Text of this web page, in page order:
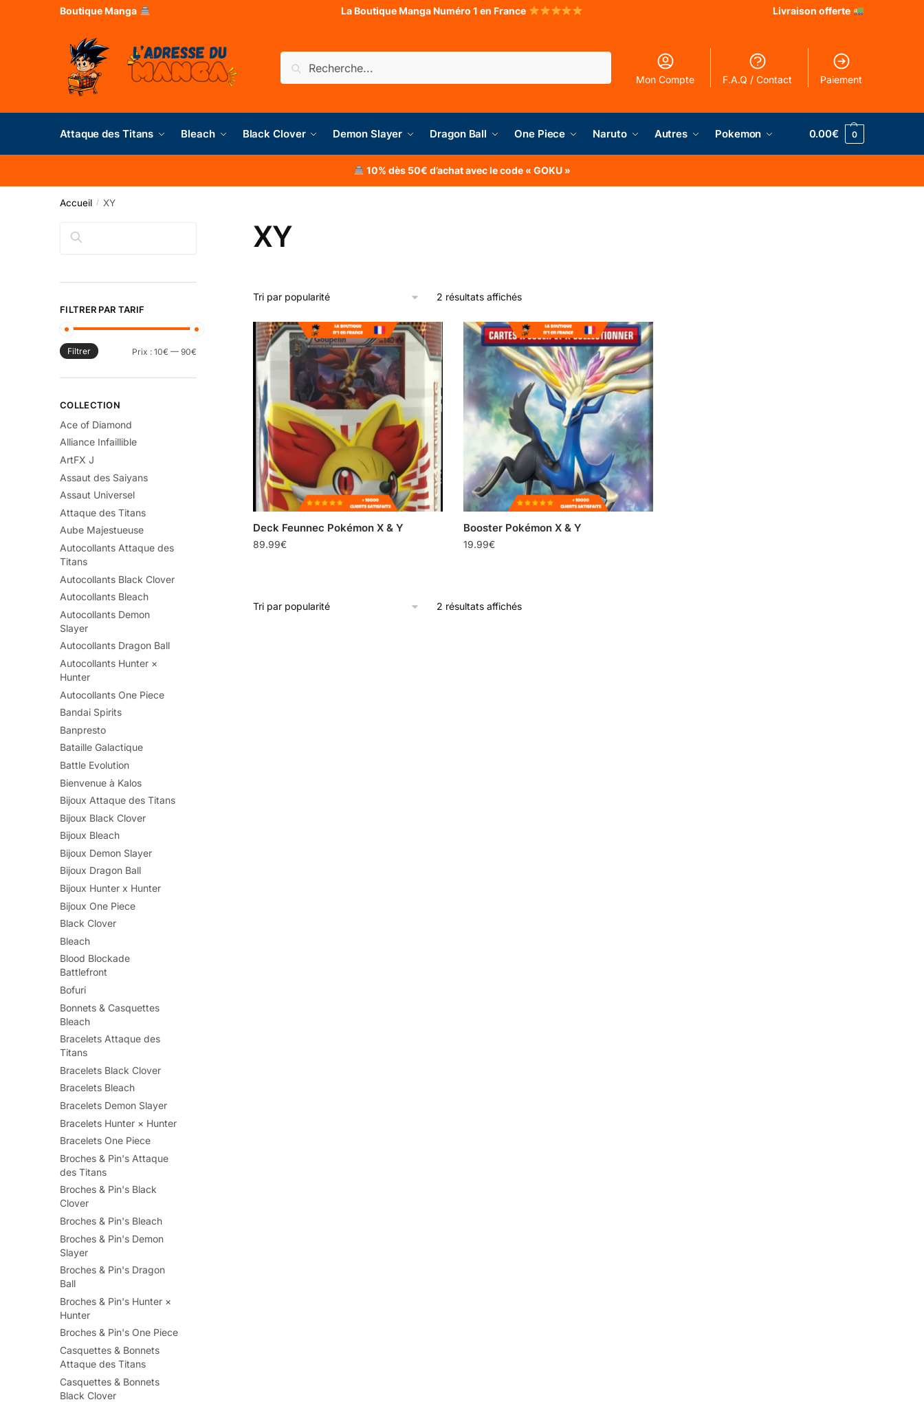
Boutique Manga La Boutique Manga Numéro 1 en France Livraison offerte
Mon Compte F.A.Q / Contact Paiement
Attaque des Titans Bleach Black Clover Demon Slayer Dragon Ball One Piece Naruto Autres Pokemon 0.00€ 0
10% dès 50€ d’achat avec le code « GOKU »
Accueil / XY
XY
2 résultats affichés
Deck Feunnec Pokémon X & Y
89.99€
Booster Pokémon X & Y
19.99€
2 résultats affichés
Rechercher
FILTRER PAR TARIF
Filtrer Prix : 10€ — 90€
COLLECTION
Ace of Diamond
Alliance Infaillible
ArtFX J
Assaut des Saiyans
Assaut Universel
Attaque des Titans
Aube Majestueuse
Autocollants Attaque des
Titans
Autocollants Black Clover
Autocollants Bleach
Autocollants Demon
Slayer
Autocollants Dragon Ball
Autocollants Hunter ×
Hunter
Autocollants One Piece
Bandai Spirits
Banpresto
Bataille Galactique
Battle Evolution
Bienvenue à Kalos
Bijoux Attaque des Titans
Bijoux Black Clover
Bijoux Bleach
Bijoux Demon Slayer
Bijoux Dragon Ball
Bijoux Hunter x Hunter
Bijoux One Piece
Black Clover
Bleach
Blood Blockade
Battlefront
Bofuri
Bonnets & Casquettes
Bleach
Bracelets Attaque des
Titans
Bracelets Black Clover
Bracelets Bleach
Bracelets Demon Slayer
Bracelets Hunter × Hunter
Bracelets One Piece
Broches & Pin's Attaque
des Titans
Broches & Pin's Black
Clover
Broches & Pin's Bleach
Broches & Pin's Demon
Slayer
Broches & Pin's Dragon
Ball
Broches & Pin's Hunter ×
Hunter
Broches & Pin's One Piece
Casquettes & Bonnets
Attaque des Titans
Casquettes & Bonnets
Black Clover